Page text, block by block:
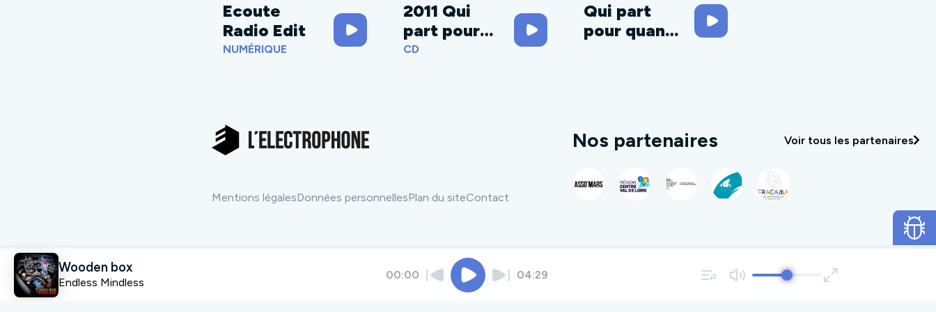
Ecoute
Radio Edit
NUMÉRIQUE
2011 Qui
part pour
quand ?
CD
Qui part
pour quand
Mentions légalesDonnées personnellesPlan du siteContact
Nos partenaires Voir tous les partenaires
Wooden box
Endless Mindless
00:00 04:29